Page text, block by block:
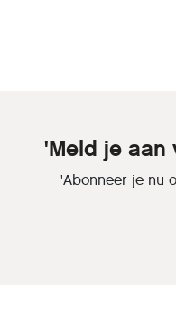
'Meld je aan
'Abonneer je nu